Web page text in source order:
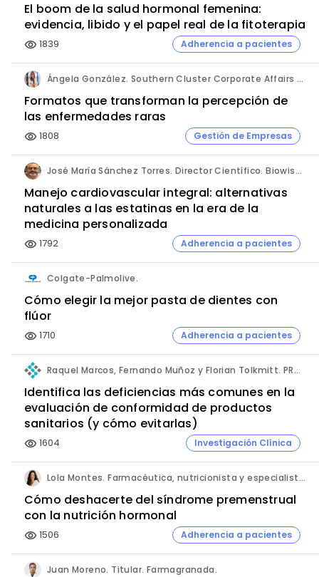
El boom de la salud hormonal femenina:
evidencia, libido y el papel real de la fitoterapia
visibility 1839 Adherencia a pacientes
Ángela González. Southern Cluster Corporate Affairs & Patient Partnership Director. Kyowa Kirin.
Formatos que transforman la percepción de
las enfermedades raras
visibility 1808 Gestión de Empresas
José María Sánchez Torres. Director Científico. Biowise Pharmaceuticals.
Manejo cardiovascular integral: alternativas
naturales a las estatinas en la era de la
medicina personalizada
visibility 1792 Adherencia a pacientes
Colgate-Palmolive.
Cómo elegir la mejor pasta de dientes con
flúor
visibility 1710 Adherencia a pacientes
Raquel Marcos, Fernando Muñoz y Florian Tolkmitt. PRO-LIANCE GLOBAL SOLUTIONS GmbH.
Identifica las deficiencias más comunes en la
evaluación de conformidad de productos
sanitarios (y cómo evitarlas)
visibility 1604 Investigación Clínica
Lola Montes. Farmacéutica, nutricionista y especialista en salud hormonal y de la mujer.
Cómo deshacerte del síndrome premenstrual
con la nutrición hormonal
visibility 1506 Adherencia a pacientes
Juan Moreno. Titular. Farmagranada.